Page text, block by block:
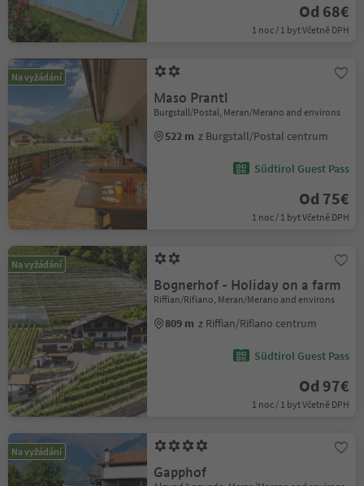
Od 68€
1 noc / 1 byt Včetně DPH
Na vyžádání
Maso Prantl
Burgstall/Postal, Meran/Merano and environs
522 m z Burgstall/Postal centrum
Südtirol Guest Pass
Od 75€
1 noc / 1 byt Včetně DPH
Na vyžádání
Bognerhof - Holiday on a farm
Riffian/Rifiano, Meran/Merano and environs
809 m z Riffian/Rifiano centrum
Südtirol Guest Pass
Od 97€
1 noc / 1 byt Včetně DPH
Na vyžádání
Gapphof